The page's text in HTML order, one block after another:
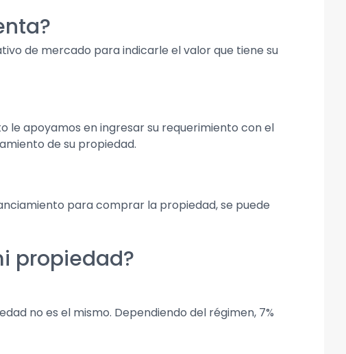
de mercado para indicarle el valor que tiene su
le apoyamos en ingresar su requerimiento con el
de su propiedad.
para comprar la propiedad, se puede
propiedad?
no es el mismo. Dependiendo del régimen, 7%